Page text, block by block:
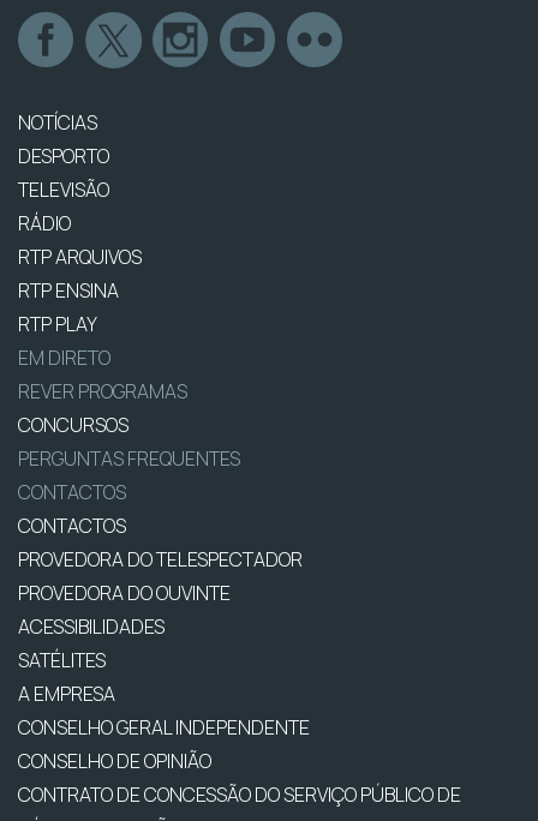
NOTÍCIAS
DESPORTO
TELEVISÃO
RÁDIO
RTP ARQUIVOS
RTP ENSINA
RTP PLAY
EM DIRETO
REVER PROGRAMAS
CONCURSOS
PERGUNTAS FREQUENTES
CONTACTOS
CONTACTOS
PROVEDORA DO TELESPECTADOR
PROVEDORA DO OUVINTE
ACESSIBILIDADES
SATÉLITES
A EMPRESA
CONSELHO GERAL INDEPENDENTE
CONSELHO DE OPINIÃO
CONTRATO DE CONCESSÃO DO SERVIÇO PÚBLICO DE